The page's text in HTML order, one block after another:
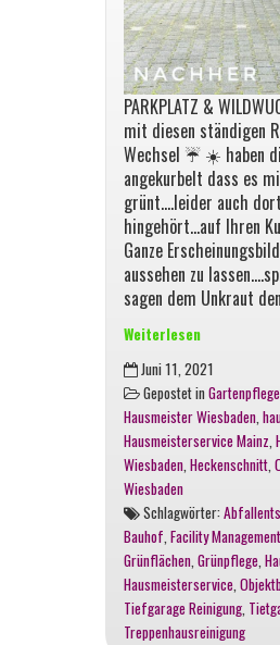
PARKPLATZ &
mit diesen ständigen
Wechsel ☔️ ☀️ haben
angekurbelt dass es
grünt….leider auch
hingehört…auf Ihren
Ganze
aussehen zu
sagen dem Unkraut
Weiterlesen
Entfernung
von
Unkraut
auf
Parkflächen
Juni 11, 2021
Gepostet inGartenpflege
Hausmeister Wiesbaden,
Hausmeisterservice Mainz,
Wiesbaden,Heckenschnitt,
Wiesbaden
Schlagwörter:
Bauhof,Facility Management
Grünflächen,Grünpflege,
Hausmeisterservice,
Tiefgarage Reinigung,
Treppenhausreinigung